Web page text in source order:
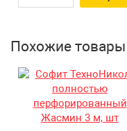
Область применения* :
Тип товара:
Похожие товары